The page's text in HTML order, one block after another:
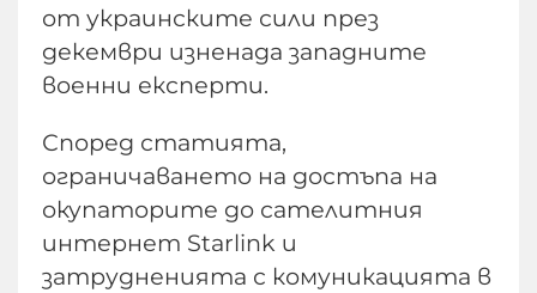
от украинските сили през
декември изненада западните
военни експерти.
Според статията,
ограничаването на достъпа на
окупаторите до сателитния
интернет Starlink и
затрудненията с комуникацията в